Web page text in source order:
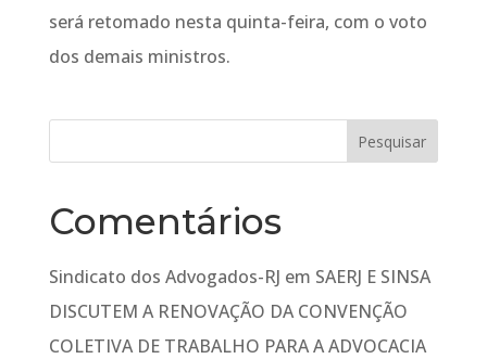
será retomado nesta quinta-feira, com o voto
dos demais ministros.
Comentários
Sindicato dos Advogados-RJ em SAERJ E SINSA
DISCUTEM A RENOVAÇÃO DA CONVENÇÃO
COLETIVA DE TRABALHO PARA A ADVOCACIA